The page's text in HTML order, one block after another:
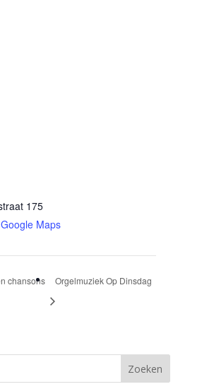
175
Maps
chansons Orgelmuziek Op Dinsdag
Zoeken